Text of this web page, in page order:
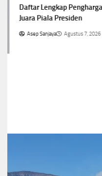
Daftar Lengkap
Juara Piala Presiden
Asep Sanjaya Agustus 7, 2026